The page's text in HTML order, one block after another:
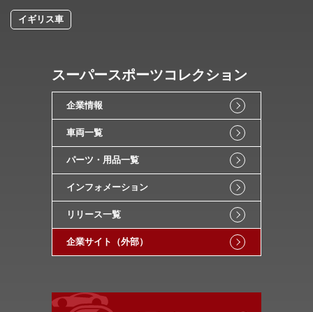
イギリス車
スーパースポーツコレクション
企業情報
車両一覧
パーツ・用品一覧
インフォメーション
リリース一覧
企業サイト（外部）